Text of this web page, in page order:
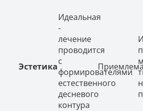
Эстетика
Идеальная
-
лечение
проводится
с
формирователями
естественного
десневого
контура